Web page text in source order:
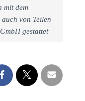
mit dem
von Teilen
gestattet